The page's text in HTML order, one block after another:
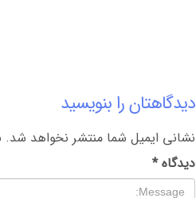
دیدگاهتان را بنویسید
نشانی ایمیل شما منتشر نخواهد شد.
دیدگاه*